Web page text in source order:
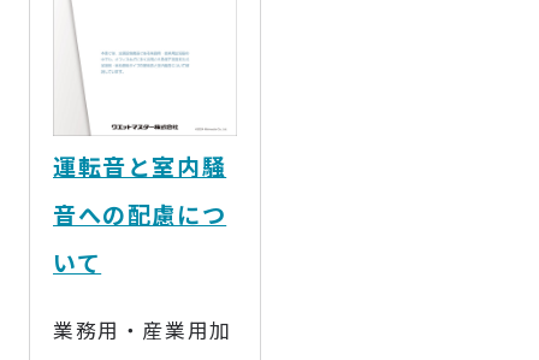
運転音と室内騒
音への配慮につ
いて
業務用・産業用加